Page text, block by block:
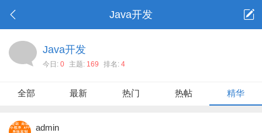
Java开发
Java开发
今日: 0 主题: 169 排名: 4
全部 最新 热门 热帖 精华
admin